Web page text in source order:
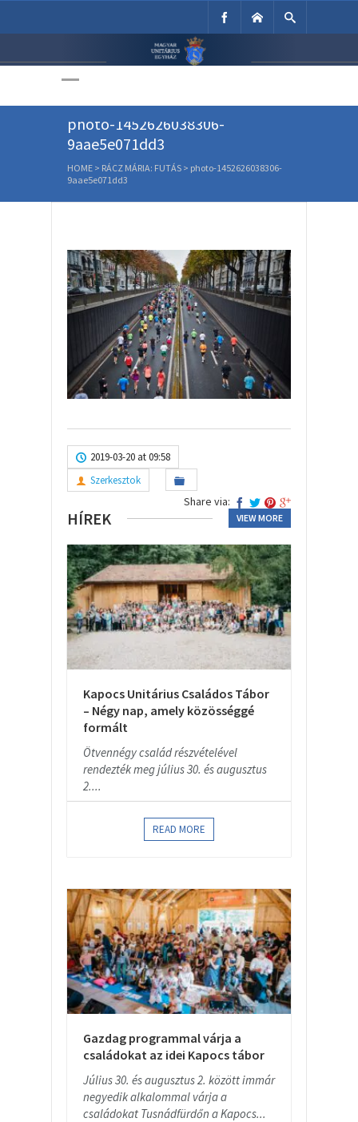
Unitárius Egyház
photo-1452626038306-
9aae5e071dd3
HOME > RÁCZ MÁRIA: FUTÁS > photo-1452626038306-
9aae5e071dd3
2019-03-20 at 09:58
Szerkesztok
Share via:
HÍREK VIEW MORE
Kapocs Unitárius Családos Tábor
– Négy nap, amely közösséggé
formált
Ötvennégy család részvételével
rendezték meg július 30. és augusztus
2....
READ MORE
Gazdag programmal várja a
családokat az idei Kapocs tábor
Július 30. és augusztus 2. között immár
negyedik alkalommal várja a
családokat Tusnádfürdőn a Kapocs...